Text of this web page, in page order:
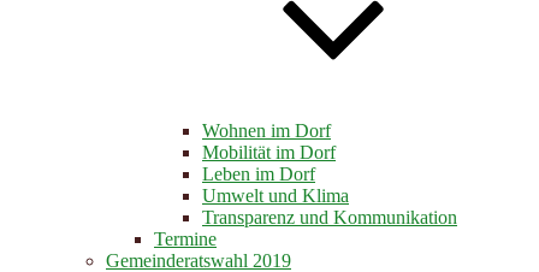
Wohnen im Dorf
Mobilität im Dorf
Leben im Dorf
Umwelt und Klima
Transparenz und Kommunikation
Termine
Gemeinderatswahl 2019